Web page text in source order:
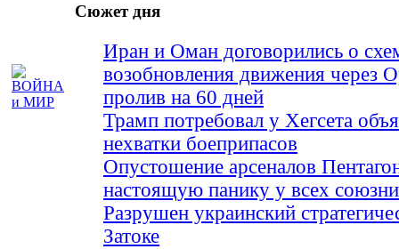
Сюжет дня
Иран и Оман договорились о
возобновления движения через
пролив на 60 дней
Трамп потребовал у Хегсета
нехватки боеприпасов
Опустошение арсеналов
настоящую панику у всех
Разрушен украинский
Затоке